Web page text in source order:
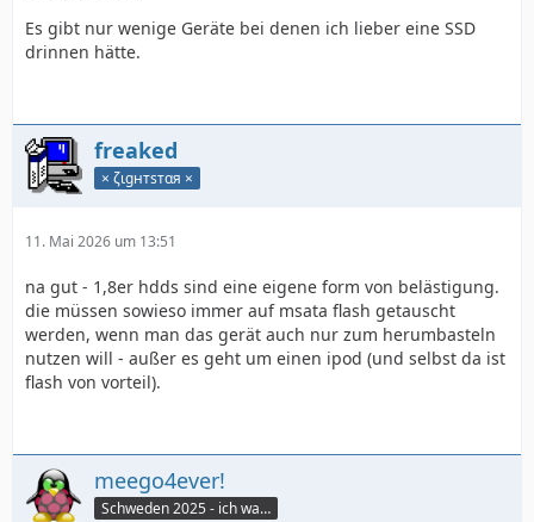
Es gibt nur wenige Geräte bei denen ich lieber eine SSD
drinnen hätte.
freaked
× ζιgнтѕтαя ×
11. Mai 2026 um 13:51
na gut - 1,8er hdds sind eine eigene form von belästigung.
die müssen sowieso immer auf msata flash getauscht
werden, wenn man das gerät auch nur zum herumbasteln
nutzen will - außer es geht um einen ipod (und selbst da ist
flash von vorteil).
meego4ever!
Schweden 2025 - ich war da :seufz: